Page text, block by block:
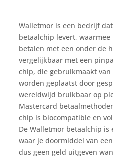
Walletmor is een bedrijf
betaalchip levert,
betalen met een onder de
vergelijkbaar met een
chip, die gebruikmaakt van
worden geplaatst door
wereldwijd bruikbaar op
Mastercard
chip is biocompatible en
De Walletmor betaalchip
waar je doormiddel van
dus geen geld uitgeven